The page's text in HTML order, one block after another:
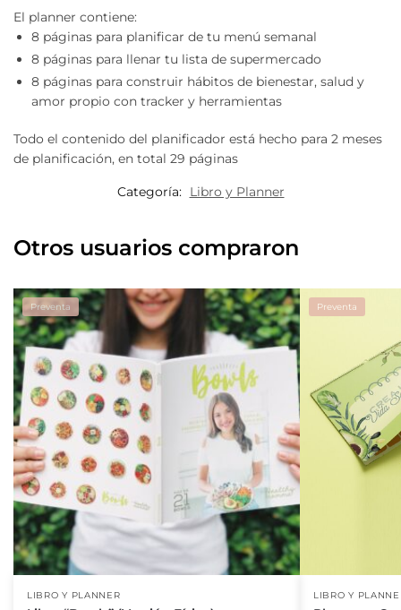
El planner contiene:
8 páginas para planificar de tu menú semanal
8 páginas para llenar tu lista de supermercado
8 páginas para construir hábitos de bienestar, salud y
amor propio con tracker y herramientas
Todo el contenido del planificador está hecho para 2 meses
de planificación, en total 29 páginas
Categoría: Libro y Planner
Otros usuarios compraron
Preventa
LIBRO Y PLANNER
Preventa
LIBRO Y